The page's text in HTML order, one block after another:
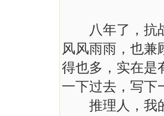
八年了，抗战
风风雨雨，也兼
得也多，实在是
一下过去，写下
推理人，我的